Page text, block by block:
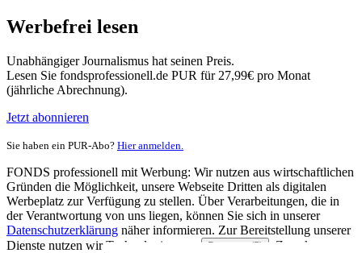
Werbefrei lesen
Unabhängiger Journalismus hat seinen Preis.
Lesen Sie fondsprofessionell.de PUR für 27,99€ pro Monat
(jährliche Abrechnung).
Jetzt abonnieren
Sie haben ein PUR-Abo? Hier anmelden.
FONDS professionell mit Werbung: Wir nutzen aus wirtschaftlichen
Gründen die Möglichkeit, unsere Webseite Dritten als digitalen
Werbeplatz zur Verfügung zu stellen. Über Verarbeitungen, die in
der Verantwortung von uns liegen, können Sie sich in unserer
Datenschutzerklärung näher informieren. Zur Bereitstellung unserer
Dienste nutzen wir Technologien von
Partnern (5)
. Zwecke: